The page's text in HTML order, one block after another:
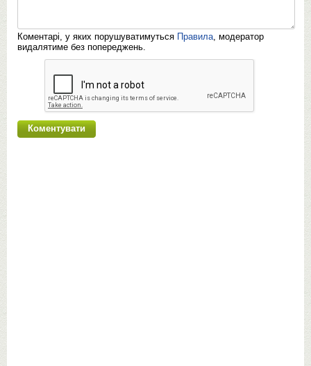
Коментарі, у яких порушуватимуться Правила, модератор
видалятиме без попереджень.